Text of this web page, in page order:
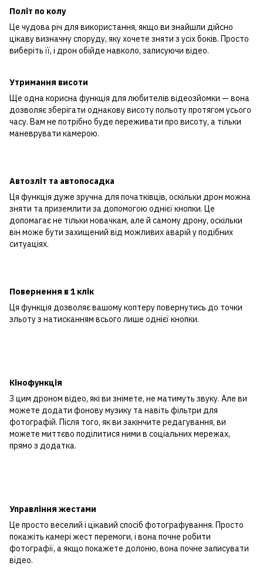
Політ по колу
Це чудова річ для використання, якщо ви знайшли дійсно
цікаву визначну споруду, яку хочете зняти з усіх боків. Просто
виберіть її, і дрон обійде навколо, записуючи відео.
Утримання висоти
Ще одна корисна функція для любителів відеозйомки — вона
дозволяє зберігати однакову висоту польоту протягом усього
часу. Вам не потрібно буде переживати про висоту, а тільки
маневрувати камерою.
Автозліт та автопосадка
Ця функція дуже зручна для початківців, оскільки дрон можна
зняти та приземлити за допомогою однієї кнопки. Це
допомагає не тільки новачкам, але й самому дрону, оскільки
він може бути захищений від можливих аварій у подібних
ситуаціях.
Повернення в 1 клік
Ця функція дозволяє вашому коптеру повернутись до точки
зльоту з натисканням всього лише однієї кнопки.
Кінофункція
З цим дроном відео, які ви знімете, не матимуть звуку. Але ви
можете додати фонову музику та навіть фільтри для
фотографій. Після того, як ви закінчите редагування, ви
можете миттєво поділитися ними в соціальних мережах,
прямо з додатка.
Управління жестами
Це просто веселий і цікавий спосіб фотографування. Просто
покажіть камері жест перемоги, і вона почне робити
фотографії, а якщо покажете долоню, вона почне записувати
відео.